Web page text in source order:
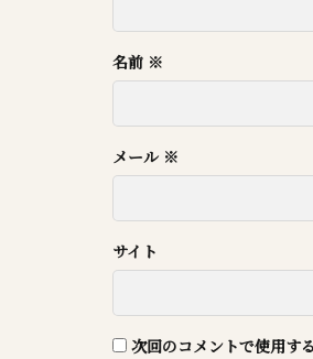
名前 ※
メール ※
サイト
次回のコメントで使用す